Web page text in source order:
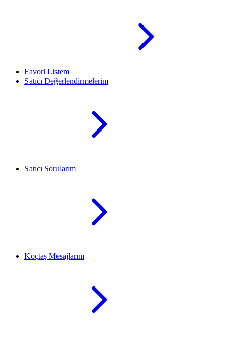
Favori Listem
Satıcı Değerlendirmelerim
Satıcı Sorularım
Koçtaş Mesajlarım